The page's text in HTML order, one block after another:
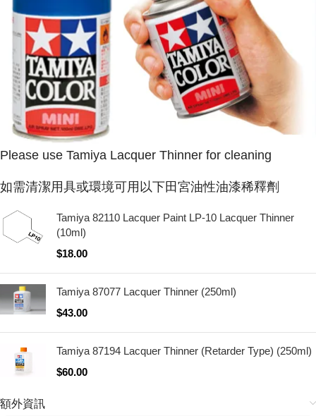
Please use Tamiya Lacquer Thinner for cleaning
如需清潔用具或環境可用以下田宮油性油漆稀釋劑
Tamiya 82110 Lacquer Paint LP-10 Lacquer Thinner
(10ml)
$18.00
Tamiya 87077 Lacquer Thinner (250ml)
$43.00
Tamiya 87194 Lacquer Thinner (Retarder Type) (250ml)
$60.00
額外資訊